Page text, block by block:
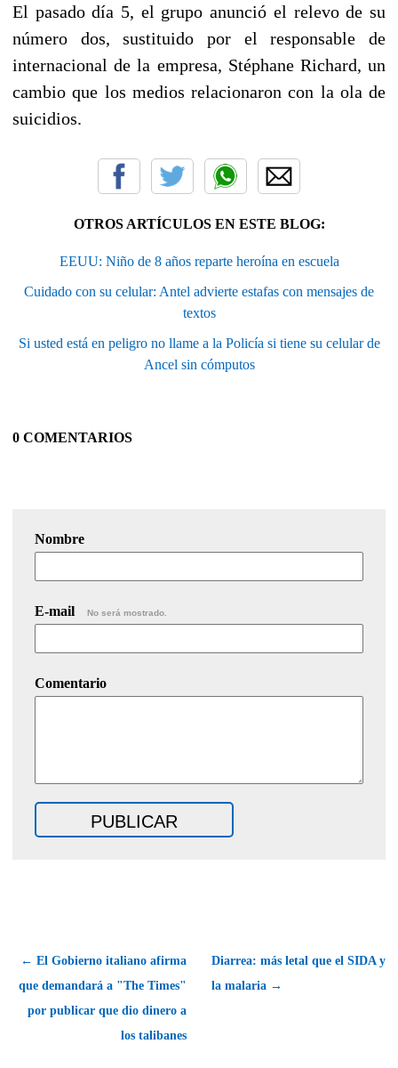
El pasado día 5, el grupo anunció el relevo de su
número dos, sustituido por el responsable de
internacional de la empresa, Stéphane Richard, un
cambio que los medios relacionaron con la ola de
suicidios.
OTROS ARTÍCULOS EN ESTE BLOG:
EEUU: Niño de 8 años reparte heroína en escuela
Cuidado con su celular: Antel advierte estafas con mensajes de
textos
Si usted está en peligro no llame a la Policía si tiene su celular de
Ancel sin cómputos
0 COMENTARIOS
Nombre
E-mail No será mostrado.
Comentario
← El Gobierno italiano afirma
que demandará a "The Times"
por publicar que dio dinero a
los talibanes
Diarrea: más letal que el SIDA y
la malaria →